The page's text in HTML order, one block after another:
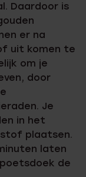
Daardoor is
er na
uit komen te
om je
door
Je
in het
plaatsen.
laten
de